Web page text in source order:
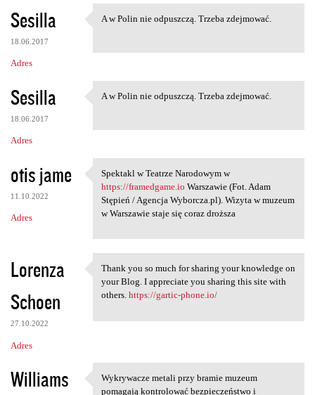
K
o
m
e
n
t
r
z
e
Sesilla
18.06.2017
Adres
A w Polin nie odpuszczą.
A w Polin nie odpuszczą. Trzeba zdejmować.
Sesilla
18.06.2017
Adres
A w Polin nie odpuszczą.
A w Polin nie odpuszczą. Trzeba zdejmować.
otis jame
11.10.2022
Adres
Spektakl w Teatrze Narodowym
Spektakl w Teatrze Narodowym w
https://framedgame.io Warszawie (Fot. Adam
Stępień / Agencja Wyborcza.pl). Wizyta w muzeum
w Warszawie staje się coraz droższa
Lorenza
Schoen
27.10.2022
Adres
Thank you so much for sharing
Thank you so much for sharing your knowledge on
your Blog. I appreciate you sharing this site with
others. https://gartic-phone.io/
Williams Wykrywacze metali przy bramie
Wykrywacze metali przy bramie muzeum
pomagają kontrolować bezpieczeństwo i